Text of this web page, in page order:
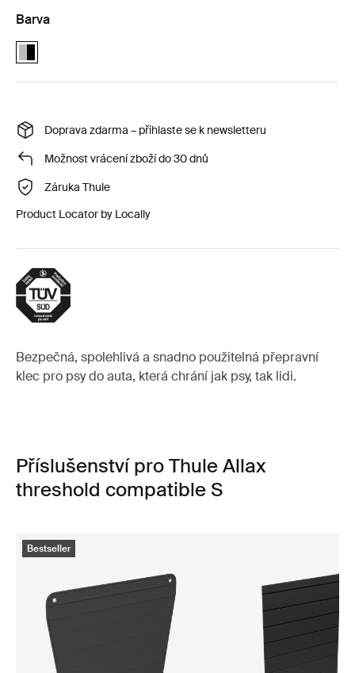
Barva
Alu-Black (selected)
Doprava zdarma – přihlaste se k newsletteru
Možnost vrácení zboží do 30 dnů
Záruka Thule
Product Locator by Locally
Bezpečná, spolehlivá a snadno použitelná přepravní
klec pro psy do auta, která chrání jak psy, tak lidi.
Příslušenství pro Thule Allax
threshold compatible S
Bestseller